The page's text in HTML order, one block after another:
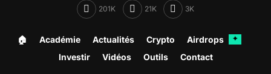
201K 21K 3K
🏠︎ Académie Actualités Crypto Airdrops ✦
Investir Vidéos Outils Contact